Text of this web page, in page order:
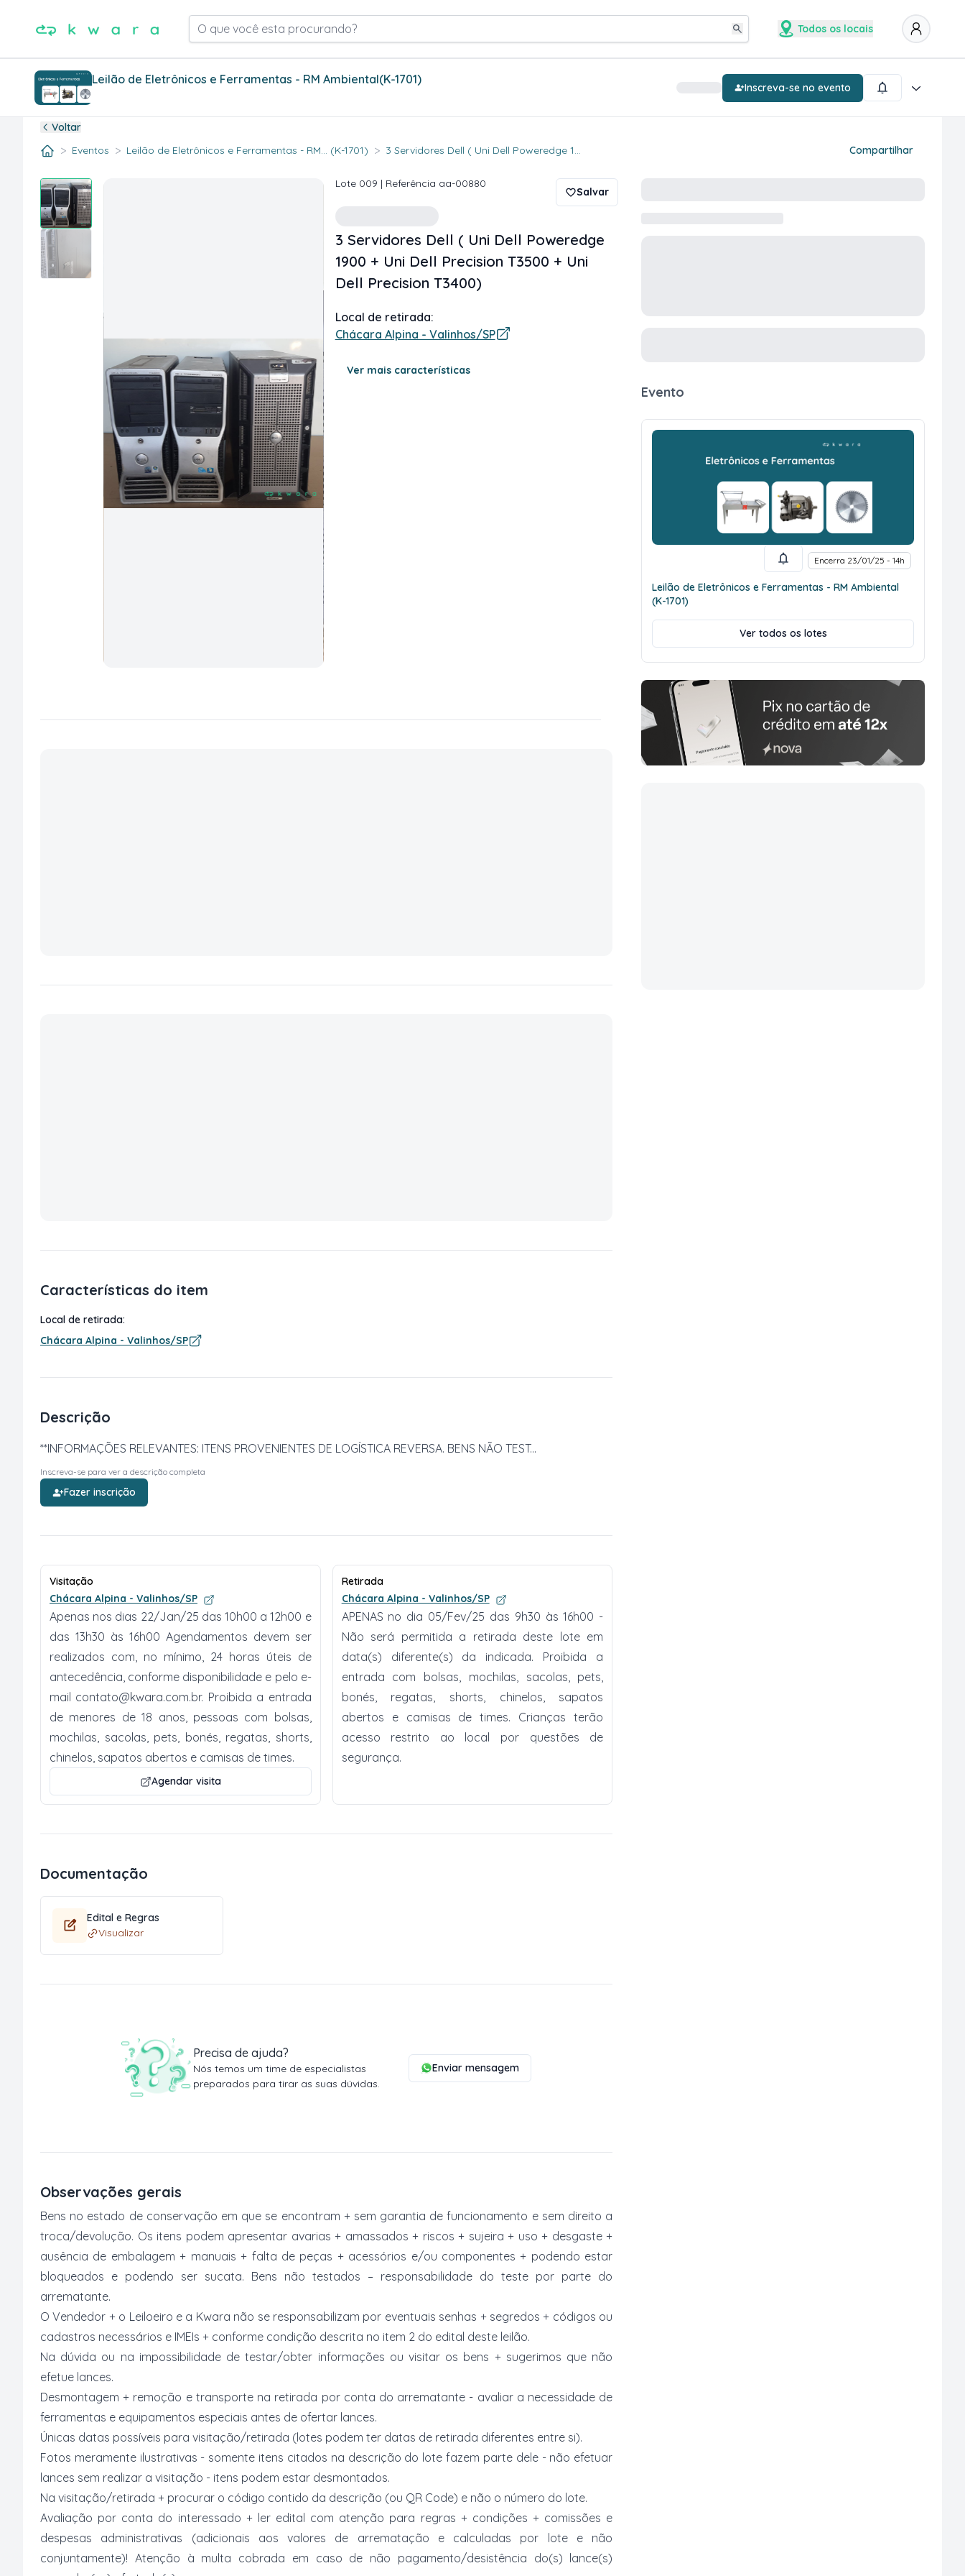
O que você esta procurando? Todos os locais
Leilão de Eletrônicos e Ferramentas - RM Ambiental(K-1701)
Inscreva-se no evento
Voltar
> Eventos > Leilão de Eletrônicos e Ferramentas - RM... (K-1701) > 3 Servidores Dell ( Uni Dell Poweredge 1... Compartilhar
Lote 009 | Referência aa-00880
Salvar
3 Servidores Dell ( Uni Dell Poweredge
1900 + Uni Dell Precision T3500 + Uni
Dell Precision T3400)
Local de retirada:
Chácara Alpina - Valinhos/SP
Ver mais características
Evento
Encerra 23/01/25 - 14h
Leilão de Eletrônicos e Ferramentas - RM Ambiental
(K-1701)
Ver todos os lotes
Características do item
Local de retirada:
Chácara Alpina - Valinhos/SP
Descrição
**INFORMAÇÕES RELEVANTES: ITENS PROVENIENTES DE LOGÍSTICA REVERSA. BENS NÃO TEST...
Inscreva-se para ver a descrição completa
Fazer inscrição
Visitação
Chácara Alpina - Valinhos/SP
Apenas nos dias 22/Jan/25 das 10h00 a 12h00 e
das 13h30 às 16h00 Agendamentos devem ser
realizados com, no mínimo, 24 horas úteis de
antecedência, conforme disponibilidade e pelo e-
mail contato@kwara.com.br. Proibida a entrada
de menores de 18 anos, pessoas com bolsas,
mochilas, sacolas, pets, bonés, regatas, shorts,
chinelos, sapatos abertos e camisas de times.
Agendar visita
Retirada
Chácara Alpina - Valinhos/SP
APENAS no dia 05/Fev/25 das 9h30 às 16h00 -
Não será permitida a retirada deste lote em
data(s) diferente(s) da indicada. Proibida a
entrada com bolsas, mochilas, sacolas, pets,
bonés, regatas, shorts, chinelos, sapatos
abertos e camisas de times. Crianças terão
acesso restrito ao local por questões de
segurança.
Documentação
Edital e Regras
Visualizar
Precisa de ajuda?
Nós temos um time de especialistas
preparados para tirar as suas dúvidas.
Enviar mensagem
Observações gerais
Bens no estado de conservação em que se encontram + sem garantia de funcionamento e sem direito a
troca/devolução. Os itens podem apresentar avarias + amassados + riscos + sujeira + uso + desgaste +
ausência de embalagem + manuais + falta de peças + acessórios e/ou componentes + podendo estar
bloqueados e podendo ser sucata. Bens não testados – responsabilidade do teste por parte do
arrematante.
O Vendedor + o Leiloeiro e a Kwara não se responsabilizam por eventuais senhas + segredos + códigos ou
cadastros necessários e IMEIs + conforme condição descrita no item 2 do edital deste leilão.
Na dúvida ou na impossibilidade de testar/obter informações ou visitar os bens + sugerimos que não
efetue lances.
Desmontagem + remoção e transporte na retirada por conta do arrematante - avaliar a necessidade de
ferramentas e equipamentos especiais antes de ofertar lances.
Únicas datas possíveis para visitação/retirada (lotes podem ter datas de retirada diferentes entre si).
Fotos meramente ilustrativas - somente itens citados na descrição do lote fazem parte dele - não efetuar
lances sem realizar a visitação - itens podem estar desmontados.
Na visitação/retirada + procurar o código contido da descrição (ou QR Code) e não o número do lote.
Avaliação por conta do interessado + ler edital com atenção para regras + condições + comissões e
despesas administrativas (adicionais aos valores de arrematação e calculadas por lote e não
conjuntamente)! Atenção à multa cobrada em caso de não pagamento/desistência do(s) lance(s)